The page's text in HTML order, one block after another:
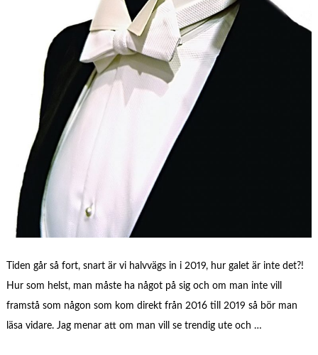
Tiden går så fort, snart är vi halvvägs in i 2019, hur galet är inte det?!
Hur som helst, man måste ha något på sig och om man inte vill
framstå som någon som kom direkt från 2016 till 2019 så bör man
läsa vidare. Jag menar att om man vill se trendig ute och …